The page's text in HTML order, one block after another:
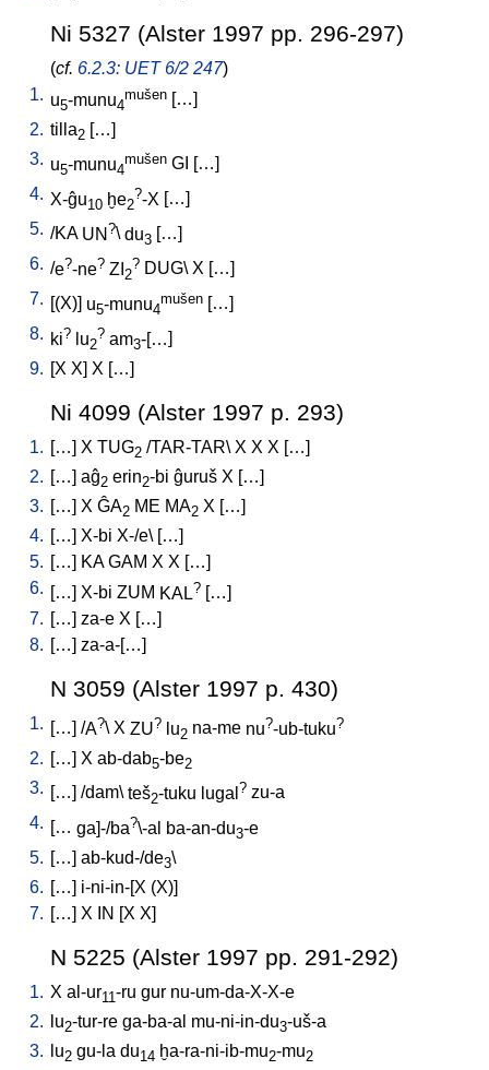
Ni 5327 (Alster 1997 pp. 296-297)
(cf. 6.2.3: UET 6/2 247)
1. u5-munu4
mušen …
2. tilla2 […]
3. u5-munu4
mušen GI …
4. X-ĝu10 ḫe2
?-X …
5. /KA UN ?\du3 …
6. /e?-ne? ZI 2
? DUG\X …
7.
(X) u5-munu4
mušen …
8. ki? lu2
? am3-[…
9. [X X] X […]
Ni 4099 (Alster 1997 p. 293)
1. […] X TUG2 /TAR-TAR\ X X X […]
2. […] aĝ2 erin2-bi ĝuruš X […]
3. […] X ĜA2 ME MA2 X […]
4. […] X-bi X-/e\ […]
5. […] KA GAM X X […]
6.
… X-bi ZUM KAL? …
7. […] za-e X […]
8. […] za-a-[…]
N 3059 (Alster 1997 p. 430)
1. … ] /A?\X ZU? lu2 na-me nu?-ub-tuku?
2. […] X ab-dab5-be2
3. … ] /dam\teš2-tuku lugal ? zu-a
4.
… ga]-/ba?\-al ba-an-du3-e
5. […] ab-kud-/de3\
6. […] i-ni-in-[X (X)]
7. […] X IN [X X]
N 5225 (Alster 1997 pp. 291-292)
1. X al-ur11-ru gur nu-um-da-X-X-e
2.
lu2-tur-re ga-ba-al mu-ni-in-du3-uš-a
3.
lu2 gu-la du14 ḫa-ra-ni-ib-mu2-mu2